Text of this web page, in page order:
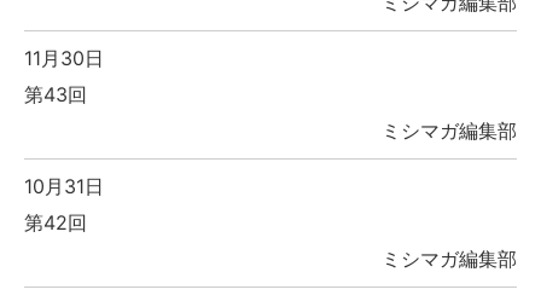
11月30日
第43回
ミシマガ編集部
10月31日
第42回
ミシマガ編集部